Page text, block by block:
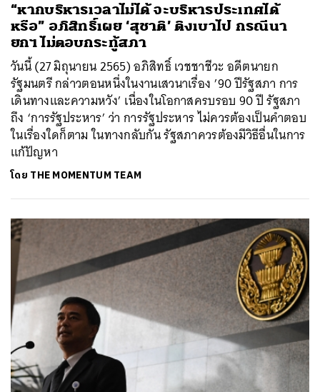
“หากบริหารเวลาไม่ได้ จะบริหารประเทศได้
หรือ” อภิสิทธิ์เผย ‘สุชาติ’ ติงเบาไป กรณีนา
ยกฯ ไม่ตอบกระทู้สภา
วันนี้ (27 มิถุนายน 2565) อภิสิทธิ์ เวชชาชีวะ อดีตนายก
รัฐมนตรี กล่าวตอนหนึ่งในงานเสวนาเรื่อง ’90 ปีรัฐสภา การ
เดินทางและความหวัง’ เนื่องในโอกาสครบรอบ 90 ปี รัฐสภา
ถึง ‘การรัฐประหาร’ ว่า การรัฐประหาร ไม่ควรต้องเป็นคำตอบ
ในเรื่องใดก็ตาม ในทางกลับกัน รัฐสภาควรต้องมีวิธีอื่นในการ
แก้ปัญหา
โดย THE MOMENTUM TEAM